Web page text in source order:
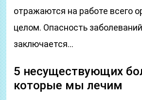
отражаются на работе всего
целом. Опасность заболеваний
заключается…
5 несуществующих
которые мы лечим